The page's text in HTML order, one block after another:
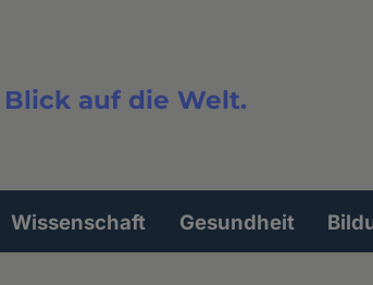
auf die Welt.
Wissenschaft Gesundheit